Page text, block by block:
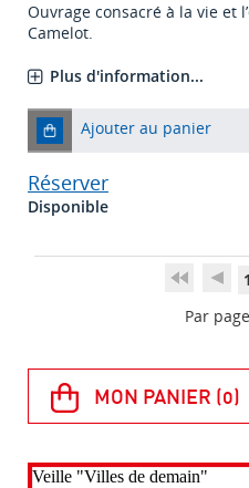
Ouvrage consacré à la vie et
Camelot.
Plus d'information...
Ajouter au panier
Réserver
Disponible
1
Par